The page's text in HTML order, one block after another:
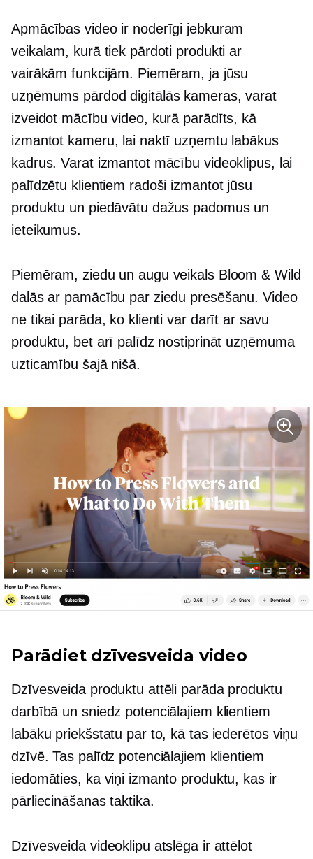
Apmācības video ir noderīgi jebkuram
veikalam, kurā tiek pārdoti produkti ar
vairākām funkcijām. Piemēram, ja jūsu
uzņēmums pārdod digitālās kameras, varat
izveidot mācību video, kurā parādīts, kā
izmantot kameru, lai naktī uzņemtu labākus
kadrus. Varat izmantot mācību videoklipus, lai
palīdzētu klientiem radoši izmantot jūsu
produktu un piedāvātu dažus padomus un
ieteikumus.
Piemēram, ziedu un augu veikals Bloom & Wild
dalās ar pamācību par ziedu presēšanu. Video
ne tikai parāda, ko klienti var darīt ar savu
produktu, bet arī palīdz nostiprināt uzņēmuma
uzticamību šajā nišā.
Parādiet dzīvesveida video
Dzīvesveida produktu attēli parāda produktu
darbībā un sniedz potenciālajiem klientiem
labāku priekšstatu par to, kā tas iederētos viņu
dzīvē. Tas palīdz potenciālajiem klientiem
iedomāties, ka viņi izmanto produktu, kas ir
pārliecināšanas taktika.
Dzīvesveida videoklipu atslēga ir attēlot